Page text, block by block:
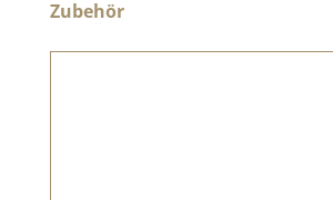
Produktgalerie überspringen
Zubehör